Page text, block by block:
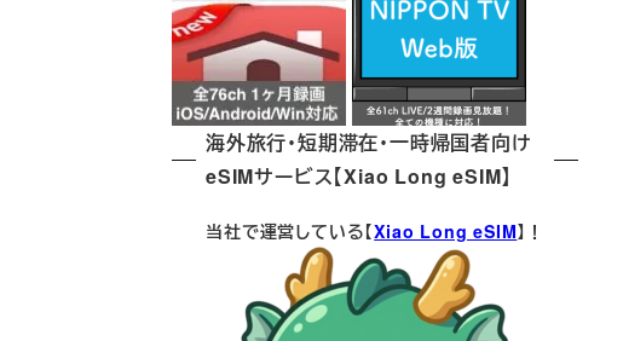
海外旅行・短期滞在・一時帰国者向け
eSIMサービス【Xiao Long eSIM】
当社で運営している【Xiao Long eSIM】！